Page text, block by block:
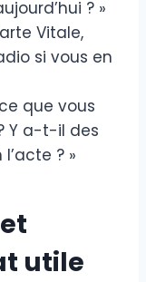
? »
Vitale,
si vous en
que vous
Y a-t-il des
? »
utile